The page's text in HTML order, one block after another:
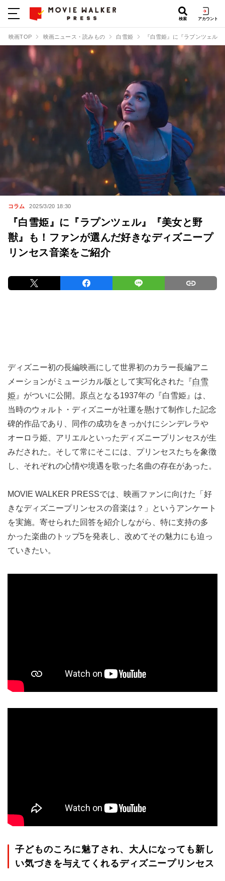
検索 アカウント
映画TOP 映画ニュース・読みもの 白雪姫 『白雪姫』に『ラプンツェル
コラム 2025/3/20 18:30
『白雪姫』に『ラプンツェル』『美女と野
獣』も！ファンが選んだ好きなディズニープ
リンセス音楽をご紹介
ディズニー初の長編映画にして世界初のカラー長編アニ
メーションがミュージカル版として実写化された『白雪
姫 』がついに公開。原点となる1937年の『白雪姫』は、
当時のウォルト・ディズニーが社運を懸けて制作した記念
碑的作品であり、同作の成功をきっかけにシンデレラや
オーロラ姫、アリエルといったディズニープリンセスが生
みだされた。そして常にそこには、プリンセスたちを象徴
し、それぞれの心情や境遇を歌った名曲の存在があった。
MOVIE WALKER PRESSでは、映画ファンに向けた「好
きなディズニープリンセスの音楽は？」というアンケート
を実施。寄せられた回答を紹介しながら、特に支持の多
かった楽曲のトップ5を発表し、改めてその魅力にも迫っ
ていきたい。
子どものころに魅了され、大人になっても新し
い気づきを与えてくれるディズニープリンセス